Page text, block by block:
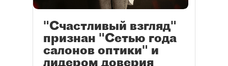
"Счастливый взгляд"
признан "Сетью года
салонов оптики" и
лидером доверия